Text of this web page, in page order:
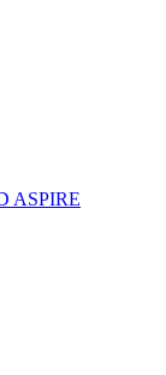
ASPIRE